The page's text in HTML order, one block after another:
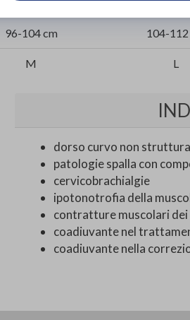
96-104 cm 104-112
M L
dorso curvo non
patologie spalla con
cervicobrachialgie
ipotonotrofia della
contratture muscolari
coadiuvante nel
coadiuvante nella